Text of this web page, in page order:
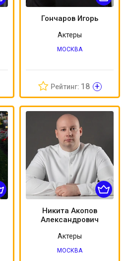
Гончаров Игорь
Актеры
МОСКВА
Рейтинг: 18 +
Никита Акопов
Александрович
Актеры
МОСКВА